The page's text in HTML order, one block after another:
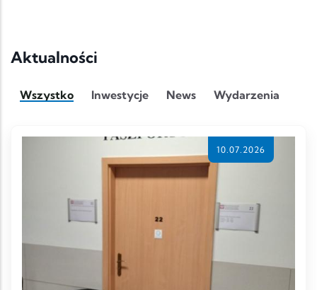
Aktualności
Wszystko Inwestycje News Wydarzenia
10.07.2026